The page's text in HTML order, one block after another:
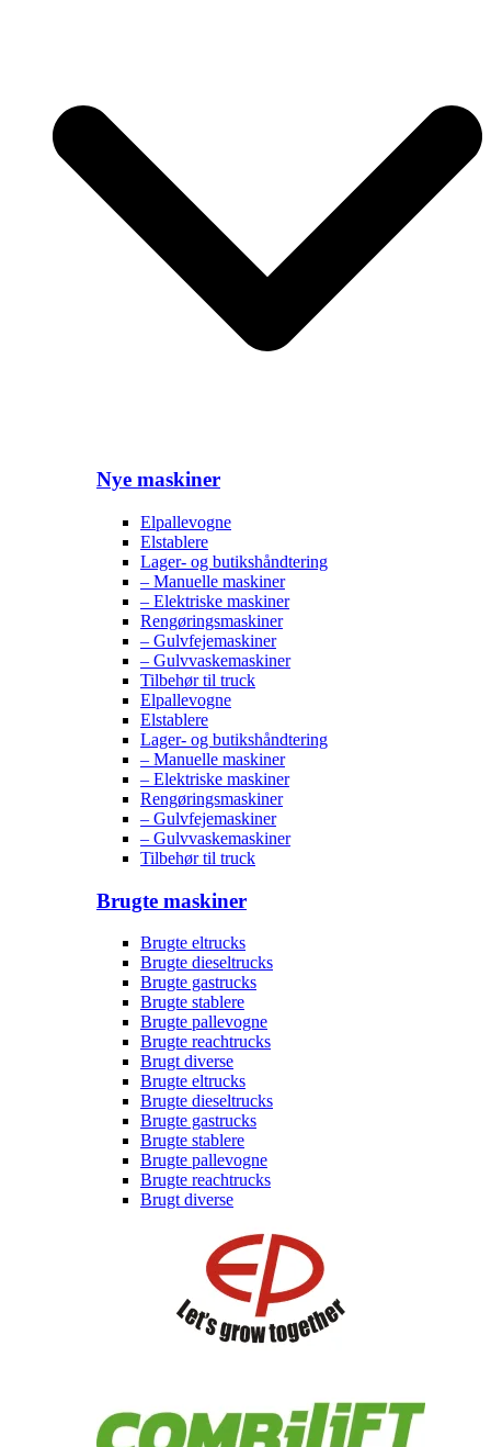
Nye maskiner
Elpallevogne
Elstablere
Lager- og butikshåndtering
– Manuelle maskiner
– Elektriske maskiner
Rengøringsmaskiner
– Gulvfejemaskiner
– Gulvvaskemaskiner
Tilbehør til truck
Elpallevogne
Elstablere
Lager- og butikshåndtering
– Manuelle maskiner
– Elektriske maskiner
Rengøringsmaskiner
– Gulvfejemaskiner
– Gulvvaskemaskiner
Tilbehør til truck
Brugte maskiner
Brugte eltrucks
Brugte dieseltrucks
Brugte gastrucks
Brugte stablere
Brugte pallevogne
Brugte reachtrucks
Brugt diverse
Brugte eltrucks
Brugte dieseltrucks
Brugte gastrucks
Brugte stablere
Brugte pallevogne
Brugte reachtrucks
Brugt diverse